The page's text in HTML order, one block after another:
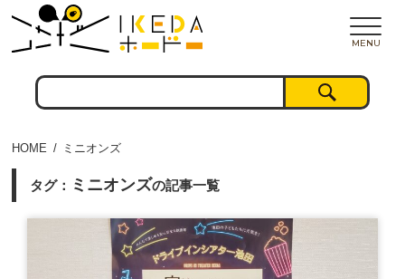
MENU
HOME ミニオンズ
タグ： ミニオンズの記事一覧